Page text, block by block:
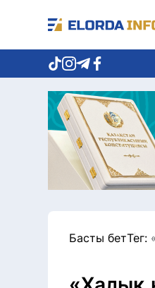
Басты бетТег: